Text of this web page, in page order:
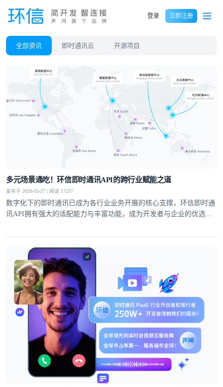
登录 立即注册
全部资讯 即时通讯云 开源项目
多元场景通吃！环信即时通讯API的跨行业赋能之道
发布于 2026-03-27 | 阅读 17237
数字化下的即时通讯已成为各行业业务开展的核心支撑，环信即时通
讯API拥有强大的适配能力与丰富功能，成为开发者与企业的优选方
天室、超级社区等多元沟通模型，从1V1私密聊天到万人群组互动，
从直播弹幕到远程问诊，多方面满足不同业务场景的通讯需求。